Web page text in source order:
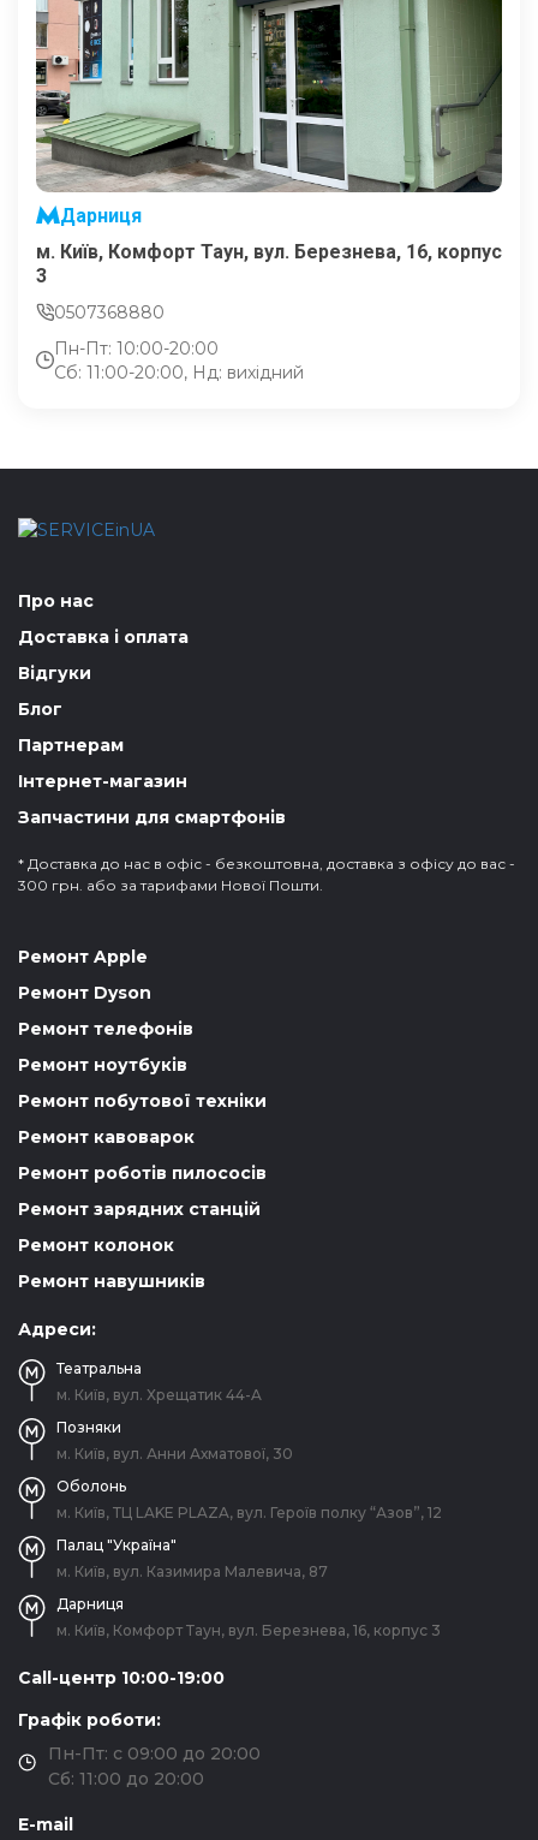
Дарниця
м. Київ, Комфорт Таун, вул. Березнева, 16, корпус
3
0507368880
Пн-Пт: 10:00-20:00
Сб: 11:00-20:00, Нд: вихідний
Про нас
Доставка і оплата
Відгуки
Блог
Партнерам
Інтернет-магазин
Запчастини для смартфонів
* Доставка до нас в офіс - безкоштовна, доставка з офісу до вас -
300 грн. або за тарифами Нової Пошти.
Ремонт Apple
Ремонт Dyson
Ремонт телефонів
Ремонт ноутбуків
Ремонт побутової техніки
Ремонт кавоварок
Ремонт роботів пилососів
Ремонт зарядних станцій
Ремонт колонок
Ремонт навушників
Адреси:
Театральна
м. Київ, вул. Хрещатик 44-A
Позняки
м. Київ, вул. Анни Ахматової, 30
Оболонь
м. Київ, ТЦ LAKE PLAZA, вул. Героїв полку “Азов”, 12
Палац "Україна"
м. Київ, вул. Казимира Малевича, 87
Дарниця
м. Київ, Комфорт Таун, вул. Березнева, 16, корпус 3
Call-центр 10:00-19:00
Графік роботи:
Пн-Пт: с 09:00 до 20:00
Сб: 11:00 до 20:00
E-mail